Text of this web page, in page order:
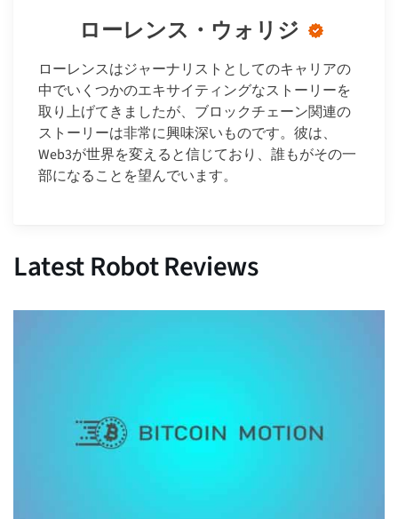
ローレンス・ウォリジ
ローレンスはジャーナリストとしてのキャリアの
中でいくつかのエキサイティングなストーリーを
取り上げてきましたが、ブロックチェーン関連の
ストーリーは非常に興味深いものです。彼は、
Web3が世界を変えると信じており、誰もがその一
部になることを望んでいます。
Latest Robot Reviews